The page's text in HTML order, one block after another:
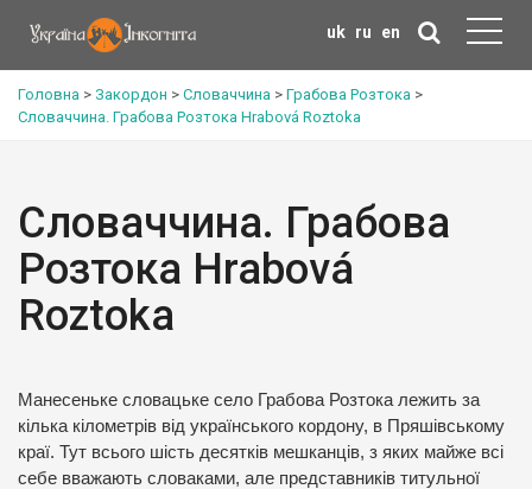
uk ru en
Головна > Закордон > Словаччина > Грабова Розтока >
Словаччина. Грабова Розтока Hrabová Roztoka
Словаччина. Грабова
Розтока Hrabová
Roztoka
Манесеньке словацьке село Грабова Розтока лежить за
кілька кілометрів від українського кордону, в Пряшівському
краї. Тут всього шість десятків мешканців, з яких майже всі
себе вважають словаками, але представників титульної